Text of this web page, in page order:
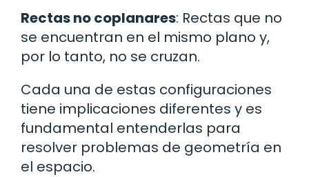
Rectas no coplanares: Rectas que no
se encuentran en el mismo plano y,
por lo tanto, no se cruzan.
Cada una de estas configuraciones
tiene implicaciones diferentes y es
fundamental entenderlas para
resolver problemas de geometría en
el espacio.